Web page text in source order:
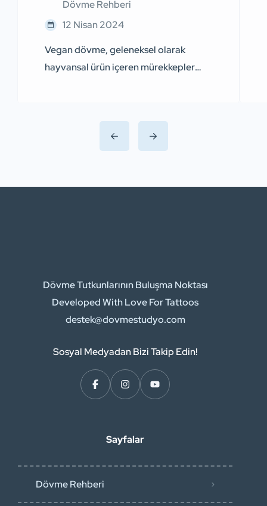
Dövme Rehberi
12 Nisan 2024
Vegan dövme, geleneksel olarak
hayvansal ürün içeren mürekkepler
dövme türüdür. Bu dövmelerde
genellikle hayvansal ürün içeren
mürekkepler yerine bitki bazlı
geleneksel mürekkeplerde kullanılan
Dövme Tutkunlarının Buluşma Noktası
Developed With Love For Tattoos
destek@dovmestudyo.com
Sosyal Medyadan Bizi Takip Edin!
Sayfalar
Dövme Rehberi